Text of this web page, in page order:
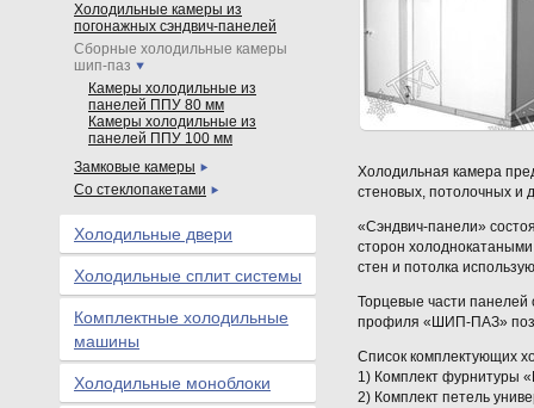
Холодильная камера
стеновых, потолочных и
«Сэндвич-панели»
сторон
стен и потолка
Торцевые части
профиля «ШИП-ПАЗ»
Список комплектующих
1) Комплект фурнитуры
2) Комплект петель
Холодильные камеры из
погонажных сэндвич-панелей
Сборные холодильные камеры
шип-паз
Камеры холодильные из
панелей ППУ 80 мм
Камеры холодильные из
панелей ППУ 100 мм
Замковые камеры
Со стеклопакетами
Холодильные двери
Холодильные сплит системы
Комплектные холодильные
машины
Холодильные моноблоки